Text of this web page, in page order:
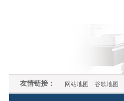
友情链接： 网站地图 谷歌地图